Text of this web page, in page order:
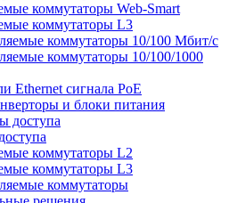
коммутаторы Web-Smart
коммутаторы L3
коммутаторы 10/100 Мбит/с
коммутаторы 10/100/1000
Ethernet сигнала PoE
и блоки питания
коммутаторы L2
коммутаторы L3
коммутаторы